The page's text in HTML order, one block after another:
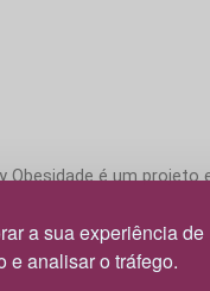
a sua experiência de
e analisar o tráfego.
Obesidade é um projeto